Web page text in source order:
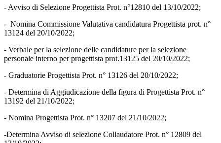
- Avviso di Selezione Progettista Prot. n°12810 del 13/10/2022;
- Nomina Commissione Valutativa candidatura Progettista prot. n°
13124 del 20/10/2022;
- Verbale per la selezione delle candidature per la selezione
personale interno per progettista prot.13125 del 20/10/2022;
- Graduatorie Progettista Prot. n° 13126 del 20/10/2022;
- Determina di Aggiudicazione della figura di Progettista Prot. n°
13192 del 21/10/2022;
- Nomina Progettista Prot. n° 13207 del 21/10/2022;
-Determina Avviso di selezione Collaudatore Prot. n° 12809 del